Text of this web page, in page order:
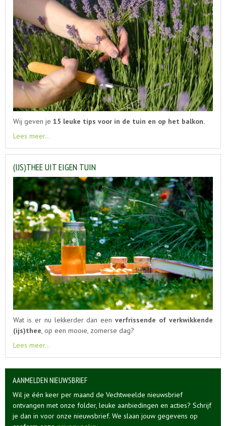
Wij geven je 15 leuke tips voor in de tuin en op het balkon.
Lees meer...
(IJS)THEE UIT EIGEN TUIN
Wat is er nu lekkerder dan eenverfrissende of verkwikkende
(ijs)thee, op een mooie, zomerse dag?
Lees meer...
AANMELDEN NIEUWSBRIEF
Wil je één keer per maand de Vechtweelde nieuwsbrief
ontvangen met onze folder, leuke aanbiedingen en acties? Schrijf
je dan in voor onze nieuwsbrief. We slaan jouw gegevens op